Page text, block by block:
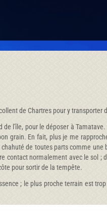
de Chartres pour y
l'île, pour le déposer à
grain. En fait, plus je me
de toutes parts comme
contact normalement avec le sol
pour sortir de la tempête.
; le plus proche terrain est